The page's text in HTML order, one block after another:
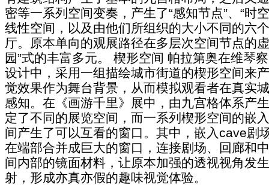
密等一系列空间变奏，产生了“感知节点”、“时
线性空间，以及由他们所组织的大小不同的六
厅。原本单向的观展路径在多层次空间节点的
园”式的丰富多元。 楔形空间 帕拉第奥在维琴
设计中，采用一组描绘城市街道的楔形空间来
觉效果作为舞台背景，从而模拟观看者在真实
感知。在《画游千里》展中，由九宫格体系产
定了不同的展览空间，而一系列楔形空间的嵌
间产生了可以互看的窗口。其中，嵌入cave剧
在端部合并成巨大的窗口，连接剧场、回廊和
间内部的镜面材料，让原本加强的透视视角发
射，形成亦真亦假的趣味视觉体验。